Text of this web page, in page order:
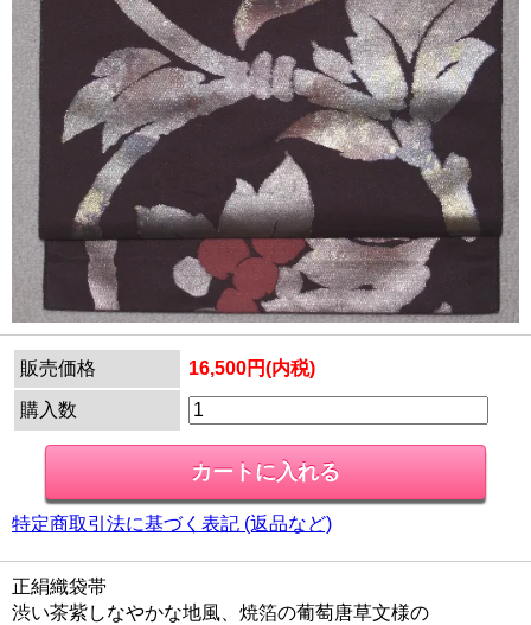
販売価格 16,500円(内税)
購入数
特定商取引法に基づく表記 (返品など)
正絹織袋帯
渋い茶紫しなやかな地風、焼箔の葡萄唐草文様の